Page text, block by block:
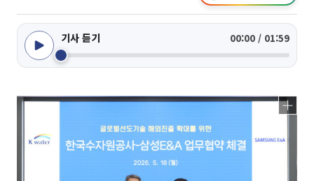
기사 듣기 00:00 / 01:59